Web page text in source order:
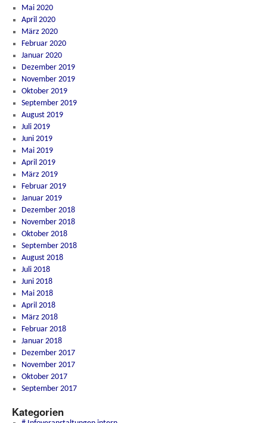
Mai 2020
April 2020
März 2020
Februar 2020
Januar 2020
Dezember 2019
November 2019
Oktober 2019
September 2019
August 2019
Juli 2019
Juni 2019
Mai 2019
April 2019
März 2019
Februar 2019
Januar 2019
Dezember 2018
November 2018
Oktober 2018
September 2018
August 2018
Juli 2018
Juni 2018
Mai 2018
April 2018
März 2018
Februar 2018
Januar 2018
Dezember 2017
November 2017
Oktober 2017
September 2017
Kategorien